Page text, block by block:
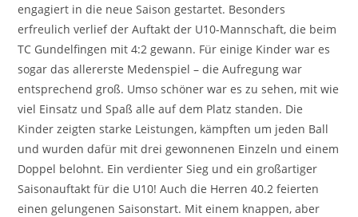
engagiert in die neue Saison gestartet. Besonders
erfreulich verlief der Auftakt der U10-Mannschaft, die beim
TC Gundelfingen mit 4:2 gewann. Für einige Kinder war es
sogar das allererste Medenspiel – die Aufregung war
entsprechend groß. Umso schöner war es zu sehen, mit wie
viel Einsatz und Spaß alle auf dem Platz standen. Die
Kinder zeigten starke Leistungen, kämpften um jeden Ball
und wurden dafür mit drei gewonnenen Einzeln und einem
Doppel belohnt. Ein verdienter Sieg und ein großartiger
Saisonauftakt für die U10! Auch die Herren 40.2 feierten
einen gelungenen Saisonstart. Mit einem knappen, aber